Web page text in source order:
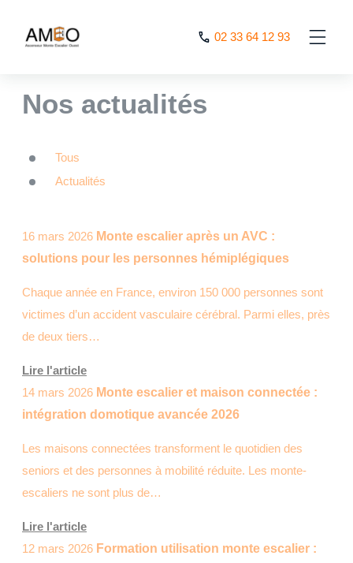
02 33 64 12 93
AMEO>Nos actualités
Nos actualités
Tous
Actualités
16 mars 2026 Monte escalier après un AVC :
solutions pour les personnes hémiplégiques
Chaque année en France, environ 150 000 personnes sont
victimes d’un accident vasculaire cérébral. Parmi elles, près
de deux tiers…
Lire l'article
14 mars 2026 Monte escalier et maison connectée :
intégration domotique avancée 2026
Les maisons connectées transforment le quotidien des
seniors et des personnes à mobilité réduite. Les monte-
escaliers ne sont plus de…
Lire l'article
12 mars 2026 Formation utilisation monte escalier :